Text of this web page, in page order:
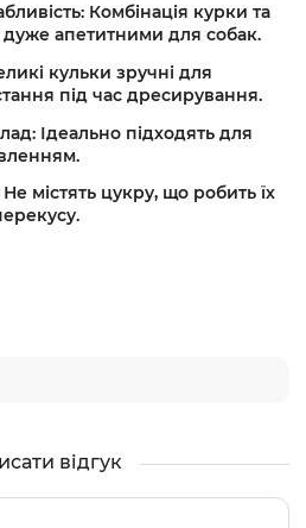
Комбінація курки та
дуже апетитними для собак.
кульки зручні для
під час дресирування.
Ідеально підходять для
Не містять цукру, що робить їх
відгук